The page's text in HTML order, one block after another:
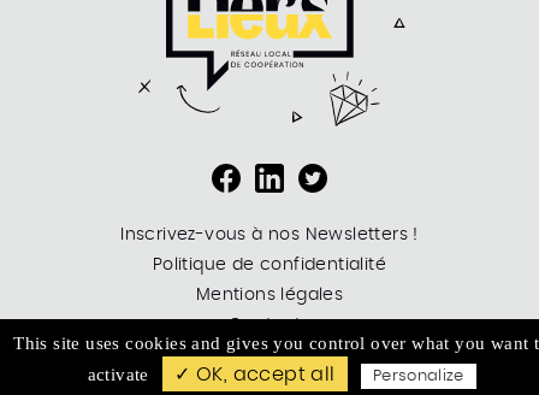
Inscrivez-vous à nos Newsletters !
Politique de confidentialité
Mentions légales
Logout
This site uses cookies and gives you control over what you want
activate
✓ OK, accept all Personalize